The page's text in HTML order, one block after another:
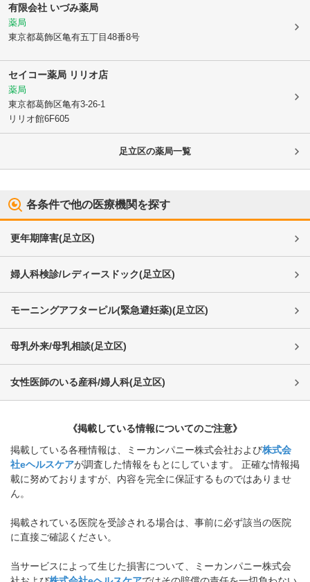
有限会社 いづみ薬局
薬局
東京都葛飾区亀有五丁目48番8号
セイコー薬局 リリオ店
薬局
東京都葛飾区亀有3-26-1
リリオ館6F605
足立区の薬局一覧
各条件で他の医療機関を探す
更年期障害(足立区)
婦人科検診/レディースドック(足立区)
モーニングアフターピル(緊急避妊薬)(足立区)
母乳外来/母乳相談(足立区)
女性医師のいる産科/婦人科(足立区)
《掲載している情報についてのご注意》
掲載している各種情報は、ミーカンパニー株式会社および株式会
社eヘルスケアが調査した情報をもとにしています。 正確な情報掲
載に努めておりますが、内容を完全に保証するものではありませ
ん。
掲載されている医院を受診される場合は、事前に必ず該当の医院
に直接ご確認ください。
当サービスによって生じた損害について、ミーカンパニー株式会